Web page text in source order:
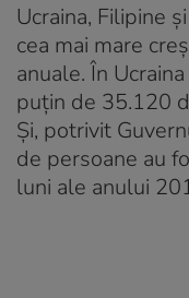
Ucraina, Filipine
cea mai mare
anuale. În
puţin de 35.120
Şi, potrivit
de persoane au
luni ale anului